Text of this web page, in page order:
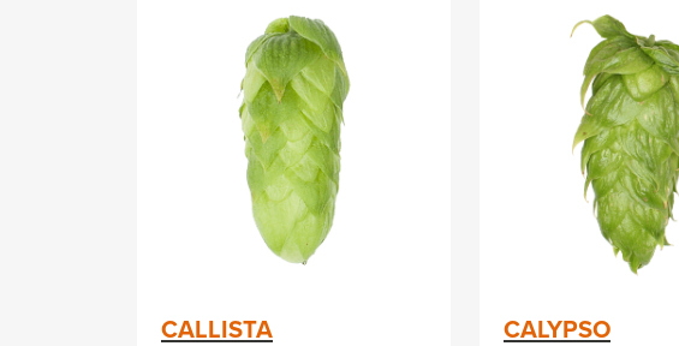
CALLISTA CALYPSO